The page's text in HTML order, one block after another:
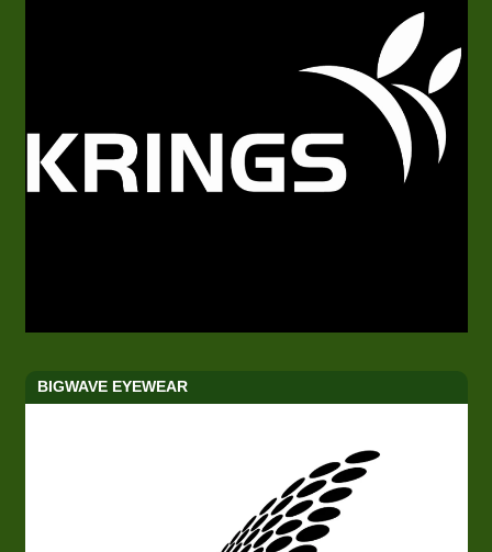
BIGWAVE EYEWEAR